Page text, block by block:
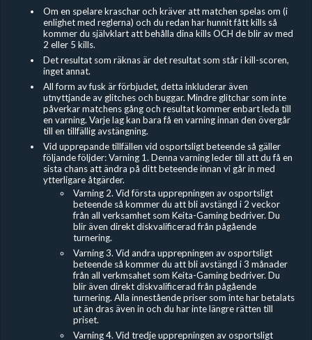
Om en spelare kraschar och kräver att matchen spelas om (i
enlighet med reglerna) och du redan har hunnit fått kills så
kommer du självklart att behålla dina kills OCH de blir av med
2 eller 5 kills.
Det resultat som räknas är det resultat som står i kill-scoren,
inget annat.
All form av fusk är förbjudet, detta inkluderar även
utnyttjande av glitches och buggar. Mindre glitchar som inte
påverkar matchens gång och resultat kommer enbart leda till
en varning. Varje lag kan bara få en varning innan den övergår
till en tillfällig avstängning.
Vid upprepande tillfällen vid osportsligt beteende så gäller
följande följder: Varning 1. Denna varning leder till att du få en
sista chans att ändra på ditt beteende innan vi går in med
ytterligare åtgärder.
Varning 2. Vid första upprepningen av osportsligt
beteende så kommer du att bli avstängd i 2 veckor
från all verksamhet som Keita-Gaming bedriver. Du
blir även direkt diskvalificerad från pågående
turnering.
Varning 3. Vid andra upprepningen av osportsligt
beteende så kommer du att bli avstängd i 3 månader
från all verkmsahet som Keita-Gaming bedriver. Du
blir även direkt diskvalificerad från pågående
turnering. Alla innestående priser som inte har betalats
ut än dras även in och du har inte längre rätten till
priset.
Varning 4. Vid tredje upprepningen av osportsligt